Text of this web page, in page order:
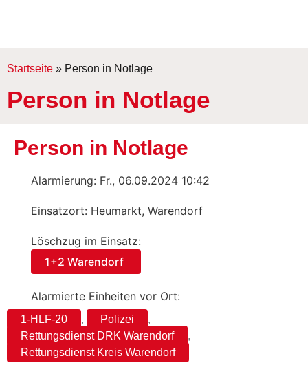
Startseite » Person in Notlage
Person in Notlage
Person in Notlage
Alarmierung: Fr., 06.09.2024 10:42
Einsatzort: Heumarkt, Warendorf
Löschzug im Einsatz:
1+2 Warendorf
Alarmierte Einheiten vor Ort:
1-HLF-20 , Polizei
,
Rettungsdienst DRK Warendorf
,
Rettungsdienst Kreis Warendorf